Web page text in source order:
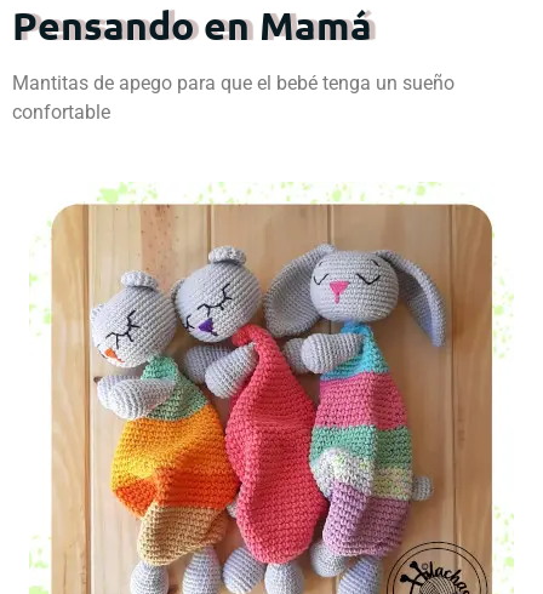
Pensando en Mamá
Mantitas de apego para que el bebé tenga un sueño
confortable